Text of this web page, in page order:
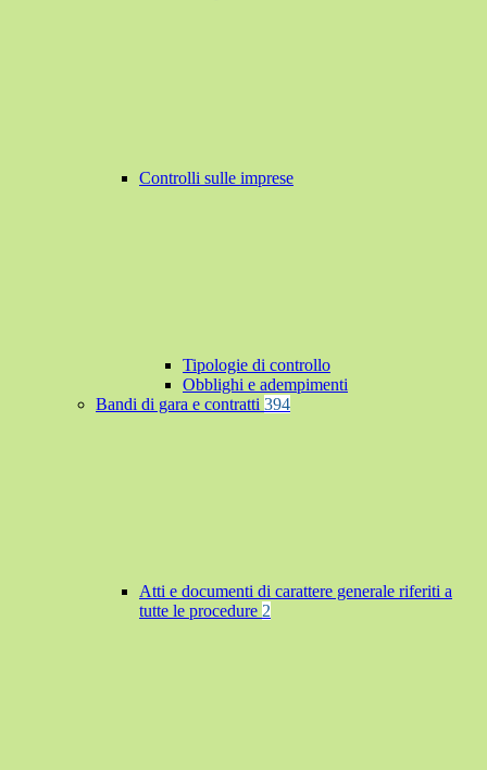
Controlli sulle imprese
Tipologie di controllo
Obblighi e adempimenti
Bandi di gara e contratti 394
Atti e documenti di carattere generale riferiti a
tutte le procedure 2